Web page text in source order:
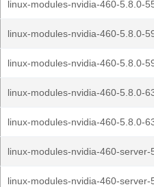
linux-modules-nvidia-460-5.8.0-
linux-modules-nvidia-460-5.8.0-
linux-modules-nvidia-460-5.8.0-
linux-modules-nvidia-460-5.8.0-
linux-modules-nvidia-460-5.8.0-
linux-modules-nvidia-460-
linux-modules-nvidia-460-server-